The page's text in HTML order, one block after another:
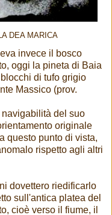
DEA MARICA
invece il bosco
oggi la pineta di Baia
di tufo grigio
Massico (prov.
del suo
originale
questo punto di vista,
rispetto agli altri
dovettero riedificarlo
sull'antica platea del
cioè verso il fiume, il